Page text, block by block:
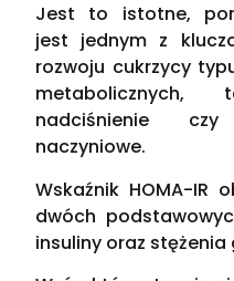
Jest to istotne,
jest jednym z
rozwoju cukrzycy
nadciśnienie
naczyniowe.
Wskaźnik HOMA-IR
dwóch
insuliny oraz stężenia